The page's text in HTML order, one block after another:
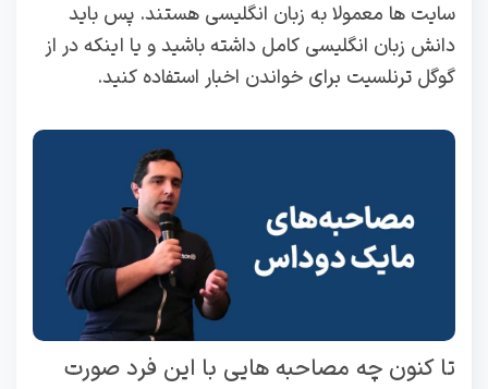
سایت ها معمولا به زبان انگلیسی هستند. پس باید
دانش زبان انگلیسی کامل داشته باشید و یا اینکه در از
گوگل ترنلسیت برای خواندن اخبار استفاده کنید.
تا کنون چه مصاحبه هایی با این فرد صورت